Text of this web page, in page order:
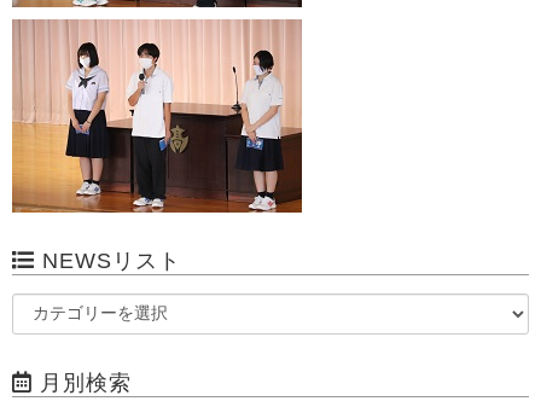
NEWSリスト
月別検索